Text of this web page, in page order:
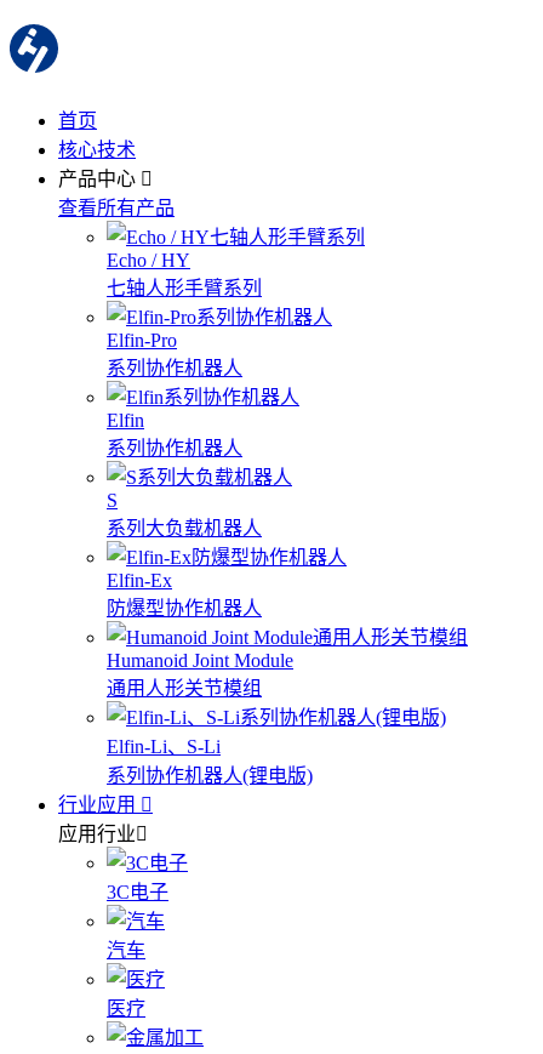
首页
核心技术
产品中心
查看所有产品
Echo / HY
七轴人形手臂系列
Elfin-Pro
系列协作机器人
Elfin
系列协作机器人
S
系列大负载机器人
Elfin-Ex
防爆型协作机器人
Humanoid Joint Module
通用人形关节模组
Elfin-Li、S-Li
系列协作机器人(锂电版)
行业应用
应用行业
3C电子
汽车
医疗